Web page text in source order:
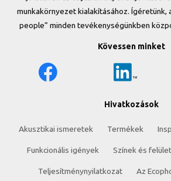
munkakörnyezet kialakításához. Ígéretünk,
people” minden tevékenységünkben
Kövessen minket
Hivatkozások
Akusztikai ismeretek Termékek
Funkcionális igények Színek és
Teljesítménynyilatkozat Az